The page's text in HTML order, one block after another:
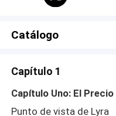
rechazó? Fue su
debe elegir si
celestial destinada a
Catálogo
Capítulo 1
Capítulo Uno: El Precio
Punto de vista de Lyra